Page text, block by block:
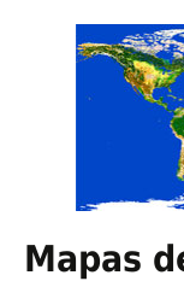
Mapas